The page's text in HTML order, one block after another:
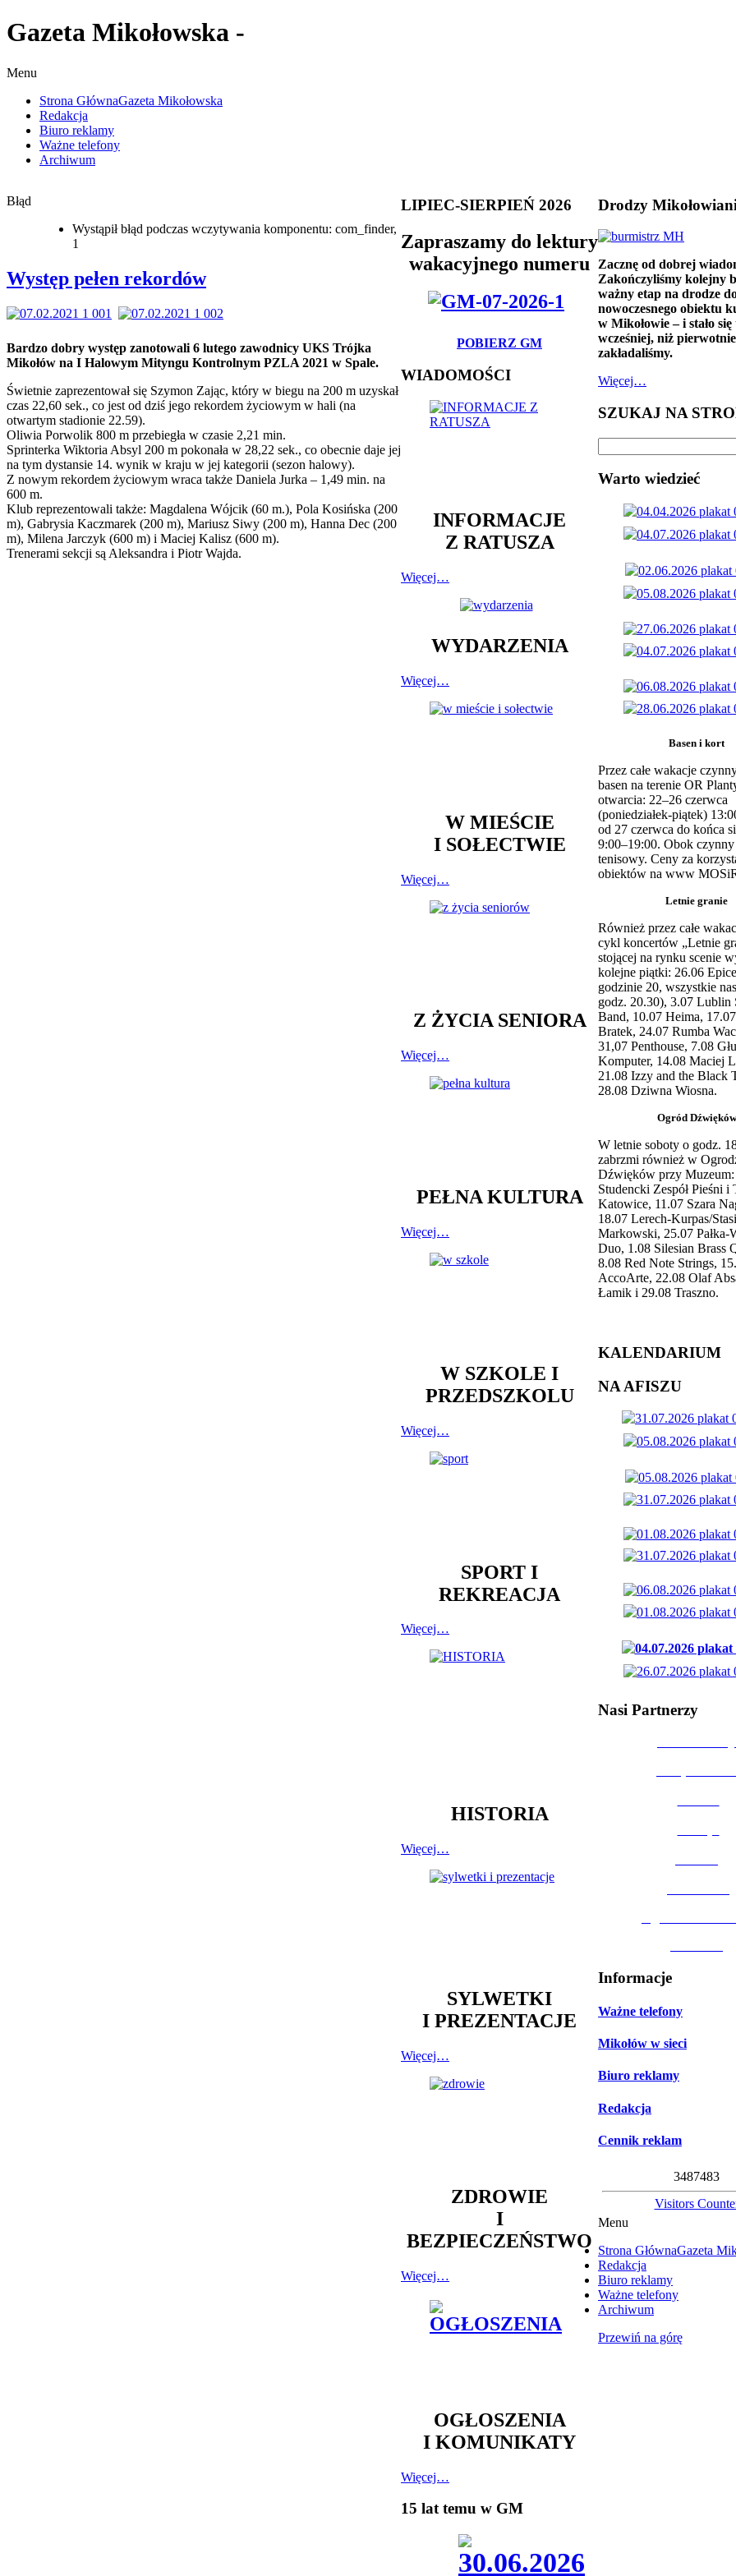
Gazeta Mikołowska -
Menu
Strona GłównaGazeta Mikołowska
Redakcja
Biuro reklamy
Ważne telefony
Archiwum
Błąd
Wystąpił błąd podczas wczytywania komponentu: com_finder,
1
Występ pełen rekordów
Bardzo dobry występ zanotowali 6 lutego zawodnicy UKS Trójka
Mikołów na I Halowym Mityngu Kontrolnym PZLA 2021 w Spale.
Świetnie zaprezentował się Szymon Zając, który w biegu na 200 m uzyskał
czas 22,60 sek., co jest od dziś jego rekordem życiowym w hali (na
otwartym stadionie 22.59).
Oliwia Porwolik 800 m przebiegła w czasie 2,21 min.
Sprinterka Wiktoria Absyl 200 m pokonała w 28,22 sek., co obecnie daje jej
na tym dystansie 14. wynik w kraju w jej kategorii (sezon halowy).
Z nowym rekordem życiowym wraca także Daniela Jurka – 1,49 min. na
600 m.
Klub reprezentowali także: Magdalena Wójcik (60 m.), Pola Kosińska (200
m), Gabrysia Kaczmarek (200 m), Mariusz Siwy (200 m), Hanna Dec (200
m), Milena Jarczyk (600 m) i Maciej Kalisz (600 m).
Trenerami sekcji są Aleksandra i Piotr Wajda.
LIPIEC-SIERPIEŃ 2026
Zapraszamy do lektury
wakacyjnego numeru
POBIERZ GM
WIADOMOŚCI
INFORMACJE
Z RATUSZA
Więcej…
WYDARZENIA
Więcej…
W MIEŚCIE
I SOŁECTWIE
Więcej…
Z ŻYCIA SENIORA
Więcej…
PEŁNA KULTURA
Więcej…
W SZKOLE I
PRZEDSZKOLU
Więcej…
SPORT I
REKREACJA
Więcej…
HISTORIA
Więcej…
SYLWETKI
I PREZENTACJE
Więcej…
ZDROWIE
I
BEZPIECZEŃSTWO
Więcej…
OGŁOSZENIA
I KOMUNIKATY
Więcej…
15 lat temu w GM
Drodzy
Zacznę od dobrej
Zakończyliśmy kolejny
ważny etap na drodze
nowoczesnego obiektu
w Mikołowie – i stało się
wcześniej, niż pierwotnie
zakładaliśmy.
Więcej…
SZUKAJ NA
Warto wiedzieć
Basen i kort
Przez całe wakacje
basen na terenie OR
otwarcia: 22–26 czerwca
(poniedziałek-piątek)
od 27 czerwca do końca
9:00–19:00. Obok
tenisowy. Ceny za
obiektów na www
Letnie granie
Również przez całe
cykl koncertów „Letnie
stojącej na rynku scenie
kolejne piątki: 26.06
godzinie 20, wszystkie
godz. 20.30), 3.07 Lublin
Band, 10.07 Heima,
Bratek, 24.07 Rumba
31,07 Penthouse, 7.08
Komputer, 14.08 Maciej
21.08 Izzy and the Black
28.08 Dziwna Wiosna.
Ogród Dźwięków
W letnie soboty o godz.
zabrzmi również w
Dźwięków przy
Studencki Zespół Pieśni i
Katowice, 11.07 Szara
18.07 Lerech-Kurpas/
Markowski, 25.07 Pałka-
Duo, 1.08 Silesian Brass
8.08 Red Note Strings,
AccoArte, 22.08 Olaf
Łamik i 29.08 Traszno.
KALENDARIUM
NA AFISZU
Nasi Partnerzy
Informacje
Ważne telefony
Mikołów w sieci
Biuro reklamy
Redakcja
Cennik reklam
3487483
Visitors
Menu
Strona GłównaGazeta
Redakcja
Biuro reklamy
Ważne telefony
Archiwum
Przewiń na górę